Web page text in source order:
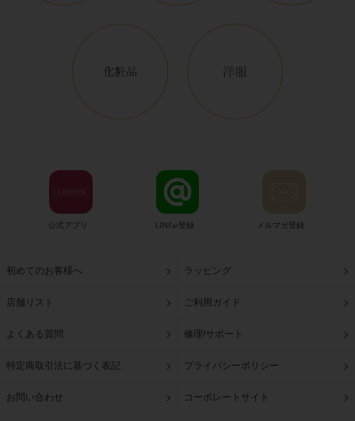
公式アプリ LINE@登録 メルマガ登録
初めてのお客様へ ラッピング
店舗リスト ご利用ガイド
よくある質問 修理/サポート
特定商取引法に基づく表記 プライバシーポリシー
お問い合わせ コーポレートサイト